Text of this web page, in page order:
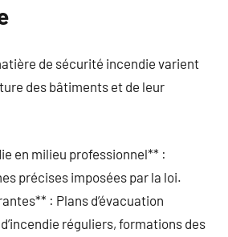
de sécurité incendie varient
des bâtiments et de leur
en milieu professionnel** :
précises imposées par la loi.
: Plans d’évacuation
réguliers, formations des